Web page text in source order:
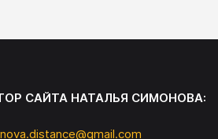
САЙТА НАТАЛЬЯ СИМОНОВА: